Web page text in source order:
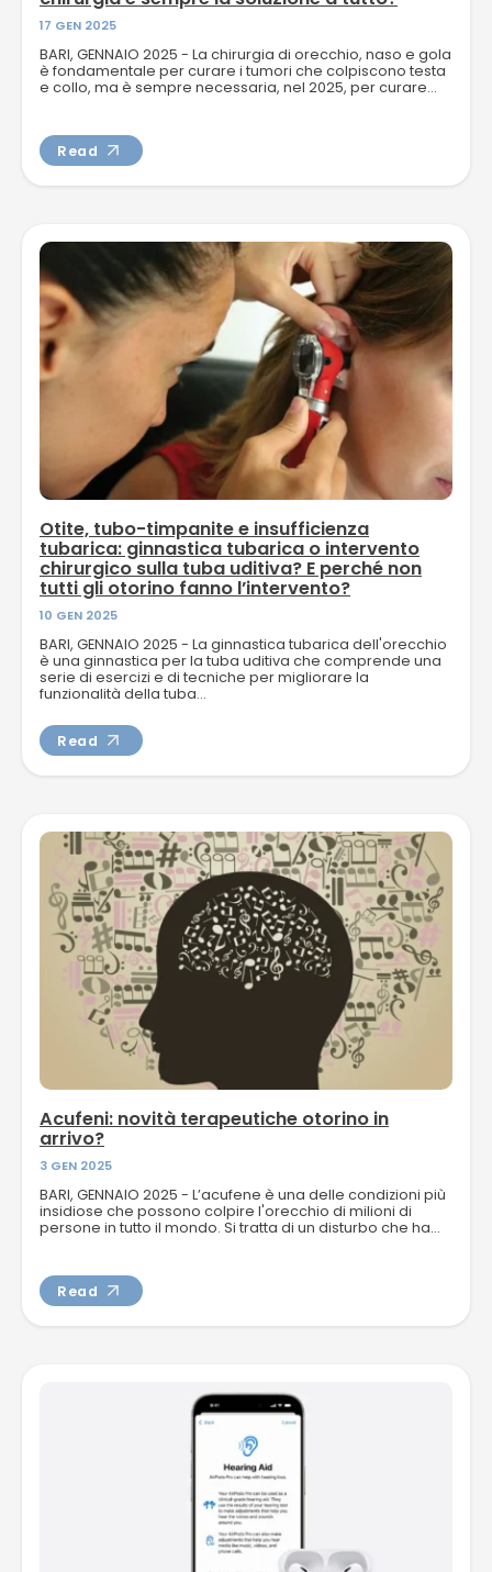
17 GEN 2025
BARI, GENNAIO 2025 - La chirurgia di orecchio, naso e gola
è fondamentale per curare i tumori che colpiscono testa
e collo, ma è sempre necessaria, nel 2025, per curare...
Read
Otite, tubo-timpanite e insufficienza
tubarica: ginnastica tubarica o intervento
chirurgico sulla tuba uditiva? E perché non
tutti gli otorino fanno l’intervento?
10 GEN 2025
BARI, GENNAIO 2025 - La ginnastica tubarica dell'orecchio
è una ginnastica per la tuba uditiva che comprende una
serie di esercizi e di tecniche per migliorare la
funzionalità della tuba...
Read
Acufeni: novità terapeutiche otorino in
arrivo?
3 GEN 2025
BARI, GENNAIO 2025 - L’acufene è una delle condizioni più
insidiose che possono colpire l'orecchio di milioni di
persone in tutto il mondo. Si tratta di un disturbo che ha...
Read